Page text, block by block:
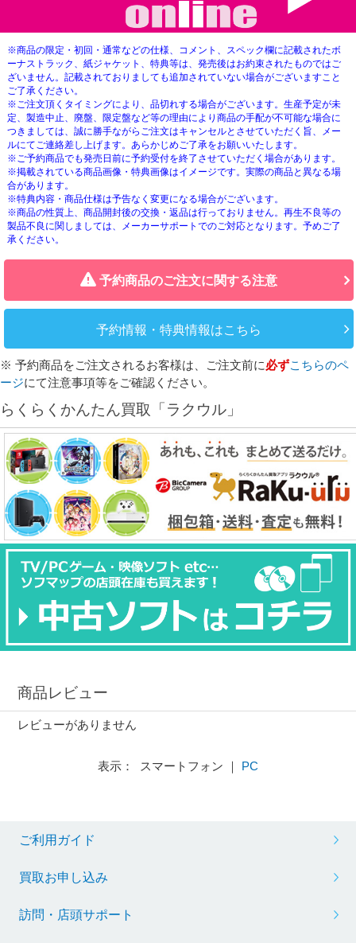
※商品の限定・初回・通常などの仕様、コメント、スペック欄に記載されたボ
ーナストラック、紙ジャケット、特典等は、発売後はお約束されたものではご
ざいません。記載されておりましても追加されていない場合がございますこと
ご了承ください。
※ご注文頂くタイミングにより、品切れする場合がございます。生産予定が未
定、製造中止、廃盤、限定盤など等の理由により商品の手配が不可能な場合に
つきましては、誠に勝手ながらご注文はキャンセルとさせていただく旨、メー
ルにてご連絡差し上げます。あらかじめご了承をお願いいたします。
※ご予約商品でも発売日前に予約受付を終了させていただく場合があります。
※掲載されている商品画像・特典画像はイメージです。実際の商品と異なる場
合があります。
※特典内容・商品仕様は予告なく変更になる場合がございます。
※商品の性質上、商品開封後の交換・返品は行っておりません。再生不良等の
製品不良に関しましては、メーカーサポートでのご対応となります。予めご了
承ください。
予約商品のご注文に関する注意
予約情報・特典情報はこちら
※ 予約商品をご注文されるお客様は、ご注文前に必ずこちらのペ
ージにて注意事項等をご確認ください。
らくらくかんたん買取「ラクウル」
商品レビュー
レビューがありません
表示： スマートフォン ｜ PC
ご利用ガイド
買取お申し込み
訪問・店頭サポート